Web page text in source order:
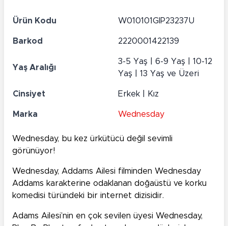
Ürün Kodu W010101GIP23237U
Barkod 2220001422139
Yaş Aralığı
3-5 Yaş | 6-9 Yaş | 10-12
Yaş | 13 Yaş ve Üzeri
Cinsiyet Erkek | Kız
Marka Wednesday
Wednesday, bu kez ürkütücü değil sevimli
görünüyor!
Wednesday, Addams Ailesi filminden Wednesday
Addams karakterine odaklanan doğaüstü ve korku
komedisi türündeki bir internet dizisidir.
Adams Ailesi’nin en çok sevilen üyesi Wednesday,